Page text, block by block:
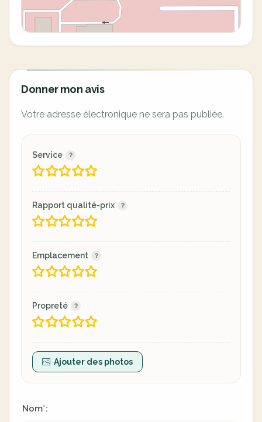
Donner mon avis
Votre adresse électronique ne sera pas publiée.
Service
Rapport qualité-prix
Emplacement
Propreté
Ajouter des photos
Nom*: